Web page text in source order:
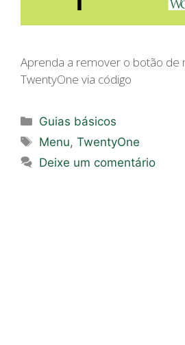
Aprenda a remover o botão de
TwentyOne via código
Categorias
Guias básicos
Tags
Menu,TwentyOne
Deixe um comentário